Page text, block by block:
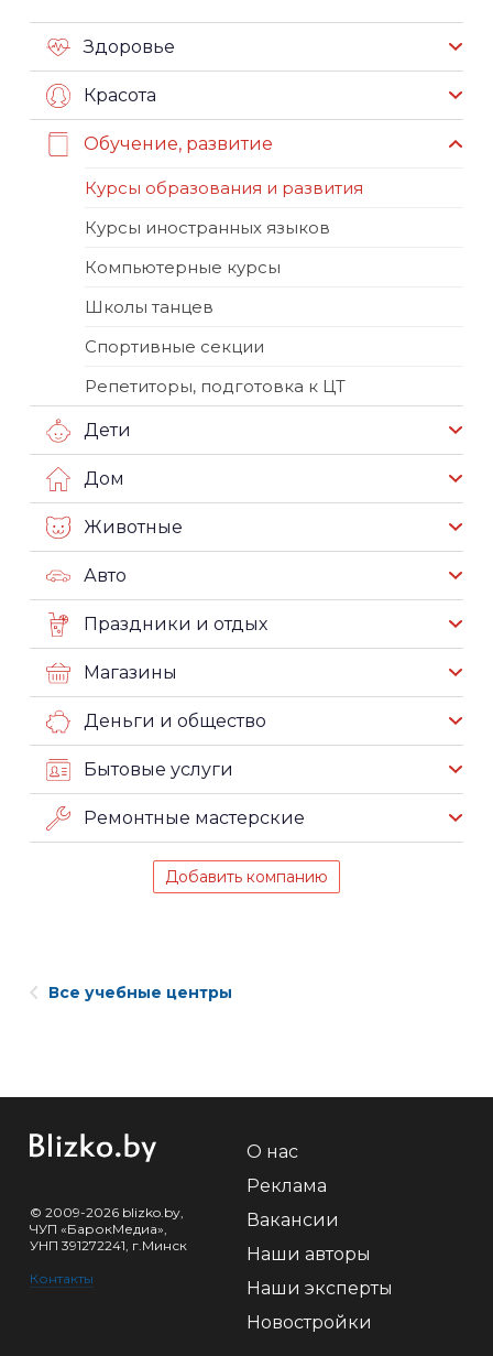
Здоровье
Красота
Обучение, развитие
Курсы образования и развития
Курсы иностранных языков
Компьютерные курсы
Школы танцев
Спортивные секции
Репетиторы, подготовка к ЦТ
Дети
Дом
Животные
Авто
Праздники и отдых
Магазины
Деньги и общество
Бытовые услуги
Ремонтные мастерские
Добавить компанию
Все учебные центры
© 2009-2026 blizko.by,
ЧУП «БарокМедиа»,
УНП 391272241, г.Минск
Контакты
О нас
Реклама
Вакансии
Наши авторы
Наши эксперты
Новостройки